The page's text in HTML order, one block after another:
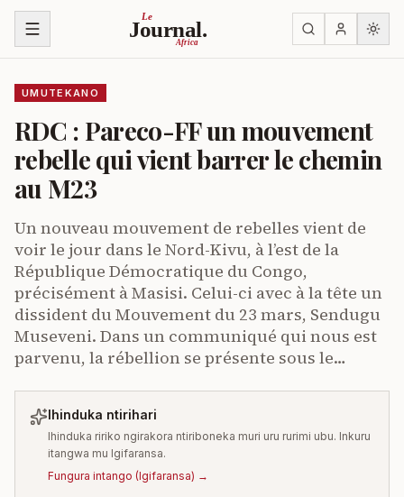
Ja ku biri muri urupapuro
Le
Journal.
Africa
UMUTEKANO
RDC : Pareco-FF un mouvement
rebelle qui vient barrer le chemin
au M23
Un nouveau mouvement de rebelles vient de
voir le jour dans le Nord-Kivu, à l’est de la
République Démocratique du Congo,
précisément à Masisi. Celui-ci avec à la tête un
dissident du Mouvement du 23 mars, Sendugu
Museveni. Dans un communiqué qui nous est
parvenu, la rébellion se présente sous le…
Ihinduka ntirihari
Ihinduka ririko ngirakora ntiriboneka muri uru rurimi ubu. Inkuru
itangwa mu Igifaransa.
Fungura intango (Igifaransa) →